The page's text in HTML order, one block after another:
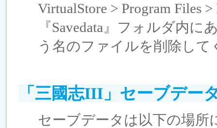
VirtualStore > Program Files
『Savedata』フォルダ内
う名のファイルを削除して
「三國志III」セーブデー
セーブデータは以下の場所